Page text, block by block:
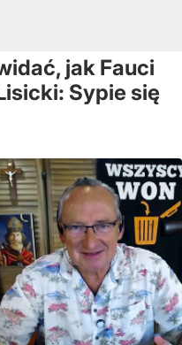
jak Fauci
Sypie się